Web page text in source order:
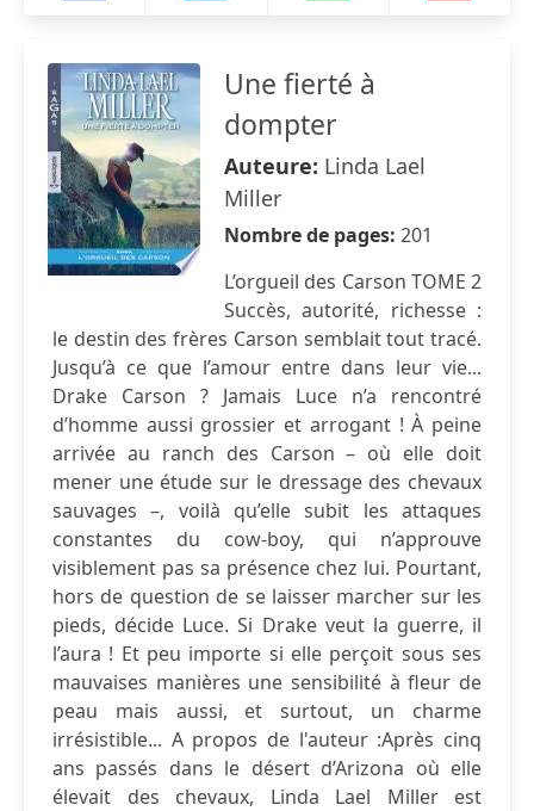
Une fierté à
dompter
Auteure: Linda Lael
Miller
Nombre de pages: 201
L’orgueil des Carson TOME 2
Succès, autorité, richesse :
le destin des frères Carson semblait tout tracé.
Jusqu’à ce que l’amour entre dans leur vie...
Drake Carson ? Jamais Luce n’a rencontré
d’homme aussi grossier et arrogant ! À peine
arrivée au ranch des Carson – où elle doit
mener une étude sur le dressage des chevaux
sauvages –, voilà qu’elle subit les attaques
constantes du cow-boy, qui n’approuve
visiblement pas sa présence chez lui. Pourtant,
hors de question de se laisser marcher sur les
pieds, décide Luce. Si Drake veut la guerre, il
l’aura ! Et peu importe si elle perçoit sous ses
mauvaises manières une sensibilité à fleur de
peau mais aussi, et surtout, un charme
irrésistible... A propos de l'auteur :Après cinq
ans passés dans le désert d’Arizona où elle
élevait des chevaux, Linda Lael Miller est